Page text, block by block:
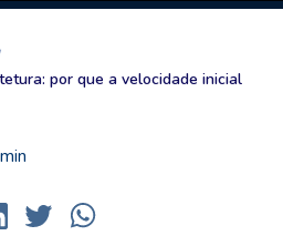
por que a velocidade inicial
min